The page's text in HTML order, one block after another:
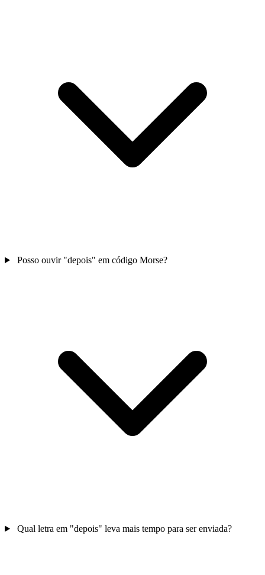
Posso ouvir "depois" em código Morse?
Qual letra em "depois" leva mais tempo para ser enviada?